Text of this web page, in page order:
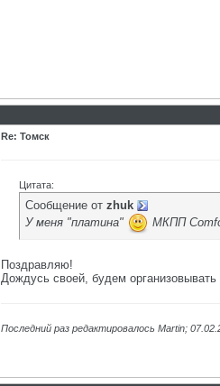
Re: Томск
Цитата:
Сообщение от zhuk
У меня "платина"
МКПП
Поздравляю!
Дождусь своей, будем организовывать
Последний раз редактировалось Martin;